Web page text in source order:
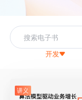
开发
讲义